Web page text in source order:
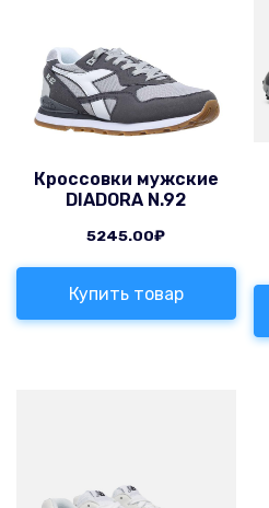
Кроссовки мужские
DIADORA N.92
5245.00₽
Купить товар